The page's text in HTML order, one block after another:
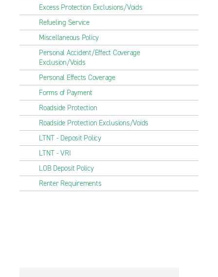
Excess Protection Exclusions/Voids
Refueling Service
Miscellaneous Policy
Personal Accident/Effect Coverage
Exclusion/Voids
Personal Effects Coverage
Forms of Payment
Roadside Protection
Roadside Protection Exclusions/Voids
LTNT - Deposit Policy
LTNT - VRI
LOB Deposit Policy
Renter Requirements